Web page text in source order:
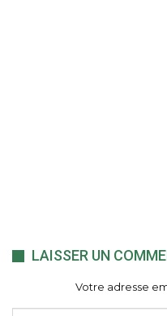
LAISSER UN
Votre adresse